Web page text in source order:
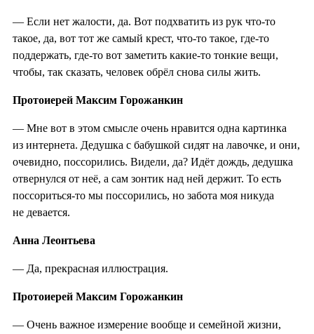
— Если нет жалости, да. Вот подхватить из рук что-то
такое, да, вот тот же самый крест, что-то такое, где-то
поддержать, где-то вот заметить какие-то тонкие вещи,
чтобы, так сказать, человек обрёл снова силы жить.
Протоиерей Максим Горожанкин
— Мне вот в этом смысле очень нравится одна картинка
из интернета. Дедушка с бабушкой сидят на лавочке, и они,
очевидно, поссорились. Видели, да? Идёт дождь, дедушка
отвернулся от неё, а сам зонтик над ней держит. То есть
поссориться-то мы поссорились, но забота моя никуда
не девается.
Анна Леонтьева
— Да, прекрасная иллюстрация.
Протоиерей Максим Горожанкин
— Очень важное измерение вообще и семейной жизни,